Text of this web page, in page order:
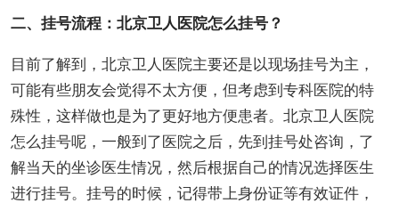
二、挂号流程：北京卫人医院怎么挂号？
目前了解到，北京卫人医院主要还是以现场挂号为主，
可能有些朋友会觉得不太方便，但考虑到专科医院的特
殊性，这样做也是为了更好地方便患者。北京卫人医院
怎么挂号呢，一般到了医院之后，先到挂号处咨询，了
解当天的坐诊医生情况，然后根据自己的情况选择医生
进行挂号。挂号的时候，记得带上身份证等有效证件，